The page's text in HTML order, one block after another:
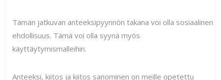
Tämän jatkuvan anteeksipyynnön takana voi olla sosiaalinen
ehdollisuus. Tämä voi olla syynä myös
käyttäytymismalleihin.
Anteeksi, kiitos ja kiitos sanominen on meille opetettu